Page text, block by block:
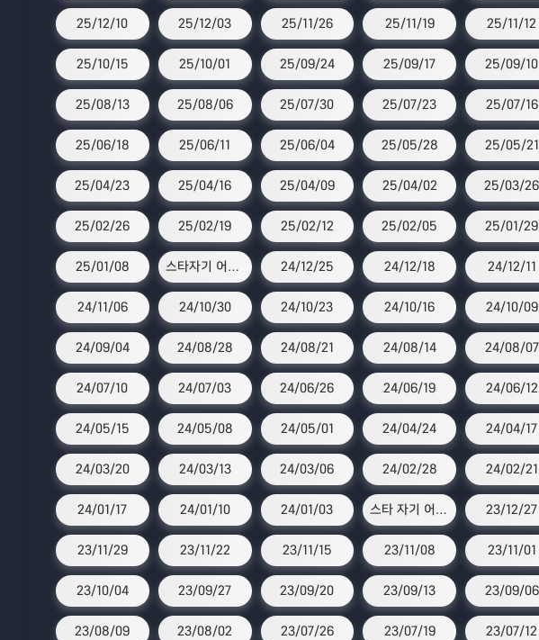
25/12/10 25/12/03 25/11/26 25/11/19 25/11/12
25/10/15 25/10/01 25/09/24 25/09/17 25/09/10
25/08/13 25/08/06 25/07/30 25/07/23 25/07/16
25/06/18 25/06/11 25/06/04 25/05/28 25/05/21
25/04/23 25/04/16 25/04/09 25/04/02 25/03/26
25/02/26 25/02/19 25/02/12 25/02/05 25/01/29
25/01/08 스타자기 어워즈 24/12/25 24/12/18 24/12/11
24/11/06 24/10/30 24/10/23 24/10/16 24/10/09
24/09/04 24/08/28 24/08/21 24/08/14 24/08/07
24/07/10 24/07/03 24/06/26 24/06/19 24/06/12
24/05/15 24/05/08 24/05/01 24/04/24 24/04/17
24/03/20 24/03/13 24/03/06 24/02/28 24/02/21
24/01/17 24/01/10 24/01/03 스타 자기 어워즈 23/12/27
23/11/29 23/11/22 23/11/15 23/11/08 23/11/01
23/10/04 23/09/27 23/09/20 23/09/13 23/09/06
23/08/09 23/08/02 23/07/26 23/07/19 23/07/12